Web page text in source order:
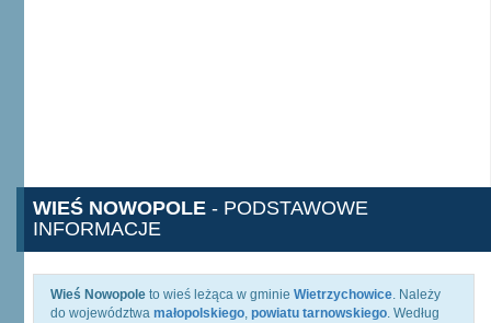
WIEŚ NOWOPOLE - PODSTAWOWE
INFORMACJE
Wieś Nowopole to wieś leżąca w gminie Wietrzychowice. Należy
do województwa małopolskiego, powiatu tarnowskiego. Według